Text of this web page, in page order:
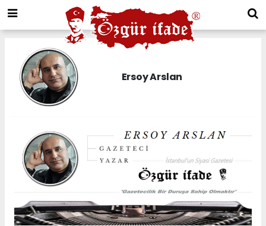
Ersoy Arslan